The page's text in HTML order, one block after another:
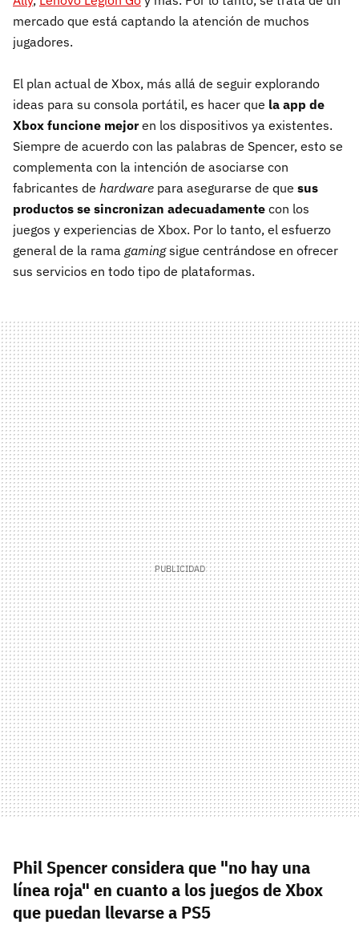
mercado que está captando la atención de muchos
jugadores.
El plan actual de Xbox, más allá de seguir explorando
ideas para su consola portátil, es hacer que la app de
Xbox funcione mejoren los dispositivos ya existentes.
Siempre de acuerdo con las palabras de Spencer, esto se
complementa con la intención de asociarse con
fabricantes de hardware para asegurarse de que sus
productos se sincronizan adecuadamente con los
juegos y experiencias de Xbox. Por lo tanto, el esfuerzo
general de la rama gamingsigue centrándose en ofrecer
sus servicios en todo tipo de plataformas.
Phil Spencer considera que "no hay una
línea roja" en cuanto a los juegos de Xbox
que puedan llevarse a PS5